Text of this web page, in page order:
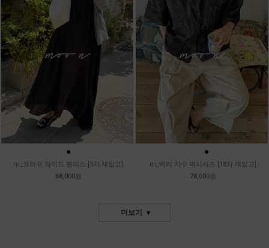
●
m_크러쉬 와이드 원피스 [3차 재입고]
68,000원
●
m_베리 자수 박시셔츠 [18차 재입고]
78,000원
더보기